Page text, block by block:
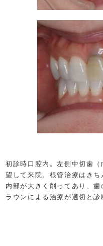
初診時口腔内。左側中切歯
望して来院。根管治療はき
内部が大きく削ってあり、
ラウンによる治療が適切と診